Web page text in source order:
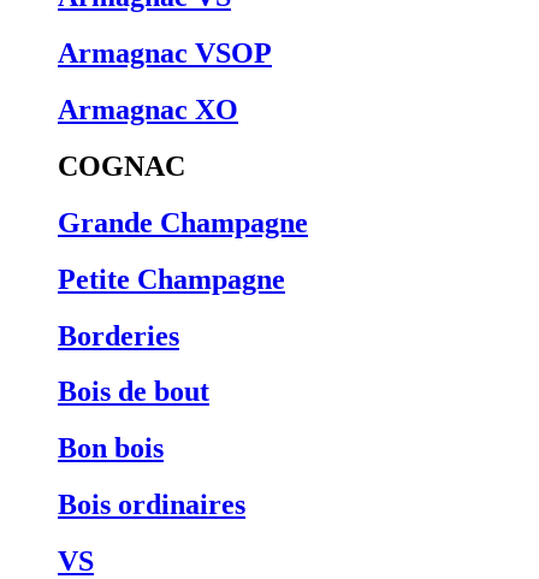
Armagnac VSOP
Armagnac XO
COGNAC
Grande Champagne
Petite Champagne
Borderies
Bois de bout
Bon bois
Bois ordinaires
VS